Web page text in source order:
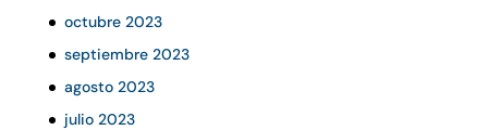
octubre 2023
septiembre 2023
agosto 2023
julio 2023